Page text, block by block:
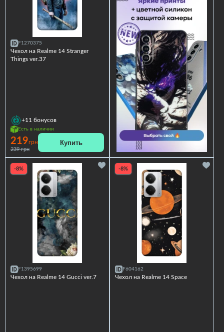
F1270375
Чехол на Realme 14 Stranger
Things ver.37
+11 бонусов
Есть в наличии
219грн
239 грн
Купить
-8%
F1395699
Чехол на Realme 14 Gucci ver.7
-8%
F604162
Чехол на Realme 14 Space